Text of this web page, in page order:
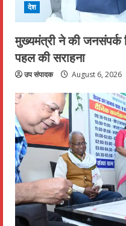
देश
मुख्यमंत्री ने की जनसंपर्क
पहल की सराहना
उप संपादक August 6, 2026